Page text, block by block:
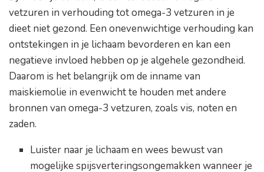
vetzuren in verhouding tot omega-3 vetzuren in je
dieet niet gezond. Een onevenwichtige verhouding kan
ontstekingen in je lichaam bevorderen en kan een
negatieve invloed hebben op je algehele gezondheid.
Daarom is het belangrijk om de inname van
maiskiemolie in evenwicht te houden met andere
bronnen van omega-3 vetzuren, zoals vis, noten en
zaden.
Luister naar je lichaam en wees bewust van
mogelijke spijsverteringsongemakken wanneer je